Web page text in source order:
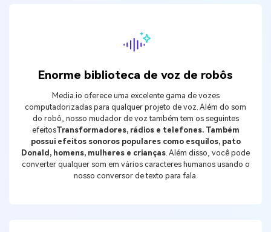
Enorme biblioteca de voz de robôs
Media.io oferece uma excelente gama de vozes
computadorizadas para qualquer projeto de voz. Além do som
do robô, nosso mudador de voz também tem os seguintes
efeitosTransformadores, rádios e telefones. Também
possui efeitos sonoros populares como esquilos, pato
Donald, homens, mulheres e crianças . Além disso, você pode
converter qualquer som em vários caracteres humanos usando o
nosso conversor de texto para fala.